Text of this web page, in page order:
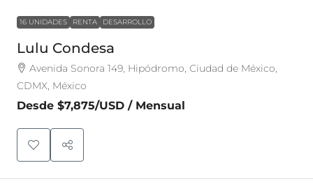
16 UNIDADES RENTA DESARROLLO
Lulu Condesa
Avenida Sonora 149, Hipódromo, Ciudad de México,
CDMX, México
Desde $7,875/USD / Mensual